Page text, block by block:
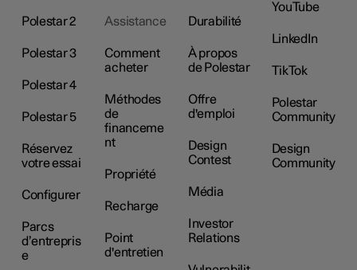
Polestar 2
Polestar 3
Polestar 4
Polestar 5
Réservez
votre essai
Configurer
Parcs
d’entrepris
e
Assistance
Comment
acheter
Méthodes
de
financeme
nt
Propriété
Recharge
Point
d'entretien
Durabilité
À propos
de Polestar
Offre
d'emploi
Design
Contest
Média
Investor
Relations
YouTube
LinkedIn
TikTok
Polestar
Community
Design
Community